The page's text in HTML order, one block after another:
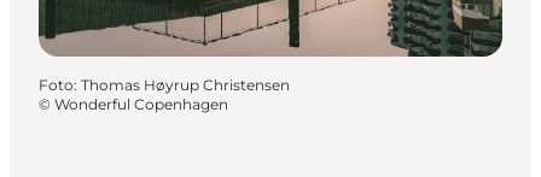
Foto: Thomas Høyrup Christensen
© Wonderful Copenhagen